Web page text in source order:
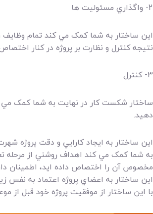
2- واگذاري مسئوليت ها
اين ساختار به شما کمک مي کند تمام
نتيجه کنترل و نظارت بر پروژه در کنار
3- کنترل
ساختار شکست کار در نهايت به شما کمک مي
دهيد.
اين ساختار به ايجاد کارايي و دقت پروژه
به شما کمک مي کند اهداف روشني از مرحله
مخصوص آن را اختصاص داده ايد، اطمينان
اين ساختار به اعضاي پروژه اعتماد به
با اين ساختار از موفقيت پروژه خود قبل از